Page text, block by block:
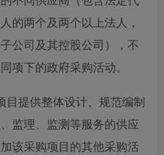
的两个及两个以上法人，
公司及其控股公司），不
项下的政府采购活动。
目提供整体设计、规范编制
监理、监测等服务的供应
该采购项目的其他采购活